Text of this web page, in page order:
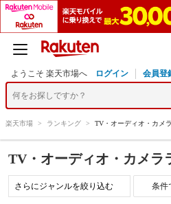
ようこそ 楽天市場へ ログイン 会員登
楽天市場 > ランキング > TV・オーディオ・カメラ
TV・オーディオ・カメラ
条件